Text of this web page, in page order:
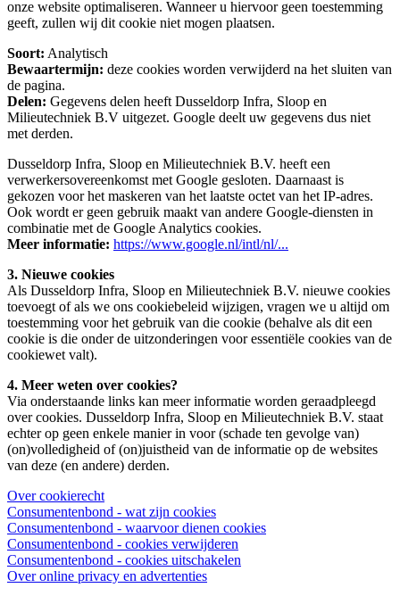
onze website optimaliseren. Wanneer u hiervoor geen toestemming
geeft, zullen wij dit cookie niet mogen plaatsen.
Soort: Analytisch
Bewaartermijn: deze cookies worden verwijderd na het sluiten van
de pagina.
Delen: Gegevens delen heeft Dusseldorp Infra, Sloop en
Milieutechniek B.V uitgezet. Google deelt uw gegevens dus niet
met derden.
Dusseldorp Infra, Sloop en Milieutechniek B.V. heeft een
verwerkersovereenkomst met Google gesloten. Daarnaast is
gekozen voor het maskeren van het laatste octet van het IP-adres.
Ook wordt er geen gebruik maakt van andere Google-diensten in
combinatie met de Google Analytics cookies.
Meer informatie: https://www.google.nl/intl/nl/...
3. Nieuwe cookies
Als Dusseldorp Infra, Sloop en Milieutechniek B.V. nieuwe cookies
toevoegt of als we ons cookiebeleid wijzigen, vragen we u altijd om
toestemming voor het gebruik van die cookie (behalve als dit een
cookie is die onder de uitzonderingen voor essentiële cookies van de
cookiewet valt).
4. Meer weten over cookies?
Via onderstaande links kan meer informatie worden geraadpleegd
over cookies. Dusseldorp Infra, Sloop en Milieutechniek B.V. staat
echter op geen enkele manier in voor (schade ten gevolge van)
(on)volledigheid of (on)juistheid van de informatie op de websites
van deze (en andere) derden.
Over cookierecht
Consumentenbond - wat zijn cookies
Consumentenbond - waarvoor dienen cookies
Consumentenbond - cookies verwijderen
Consumentenbond - cookies uitschakelen
Over online privacy en advertenties